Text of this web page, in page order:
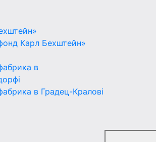
Карл Бехштейн»
в
в Градец-Краловi